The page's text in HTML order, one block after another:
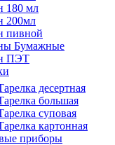
180 мл
200мл
пивной
Бумажные
ПЭТ
десертная
большая
суповая
картонная
приборы